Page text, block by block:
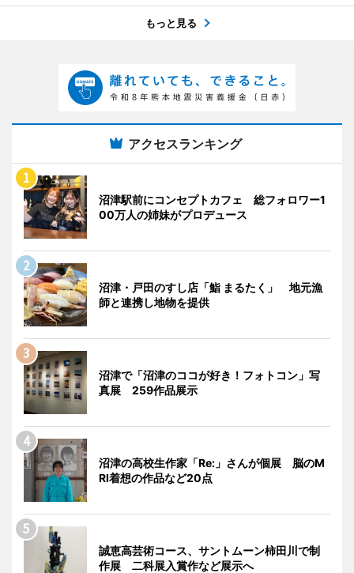
もっと見る
アクセスランキング
沼津駅前にコンセプトカフェ 総フォロワー1
00万人の姉妹がプロデュース
沼津・戸田のすし店「鮨 まるたく」 地元漁
師と連携し地物を提供
沼津で「沼津のココが好き！フォトコン」写
真展 259作品展示
沼津の高校生作家「Re:」さんが個展 脳のM
RI着想の作品など20点
誠恵高芸術コース、サントムーン柿田川で制
作展 二科展入賞作など展示へ